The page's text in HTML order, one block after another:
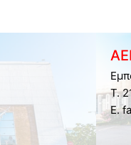
Τ.
E.